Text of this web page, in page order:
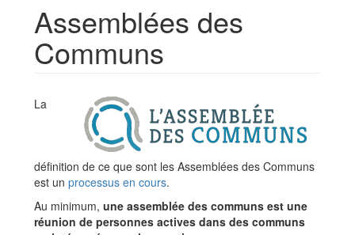
Assemblées des
Communs
La
définition de ce que sont les Assemblées des Communs
est un processus en cours.
Au minimum, une assemblée des communs est une
réunion de personnes actives dans des communs